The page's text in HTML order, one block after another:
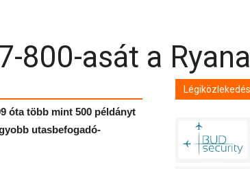
800-asát a
óta több mint 500 példányt
utasbefogadó-